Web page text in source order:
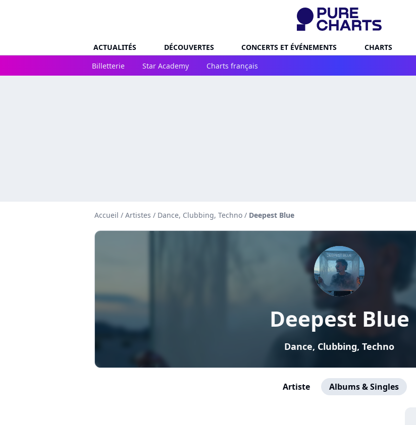
ACTUALITÉS DÉCOUVERTES CONCERTS ET ÉVÉNEMENTS CHARTS
Billetterie
Star Academy Charts français
Accueil / Artistes / Dance, Clubbing, Techno / Deepest Blue
Deepest Blue
Dance, Clubbing, Techno
Artiste Albums & Singles